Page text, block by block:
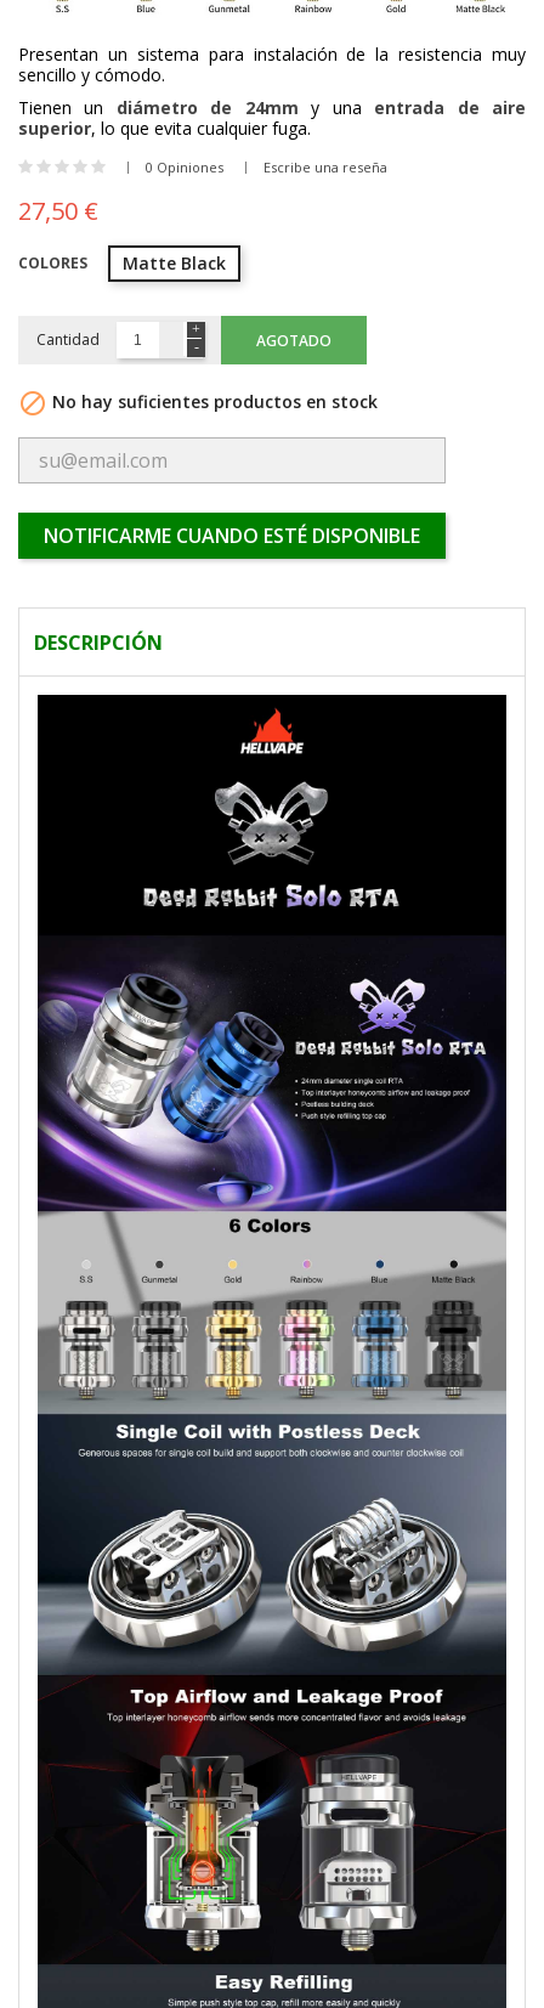
Presentan un sistema para instalación de la resistencia muy
sencillo y cómodo.
Tienen un diámetro de 24mm y una entrada de aire
superior, lo que evita cualquier fuga.
0 Opiniones Escribe una reseña
27,50 €
COLORES Matte Black
Cantidad AGOTADO
 No hay suficientes productos en stock
NOTIFICARME CUANDO ESTÉ DISPONIBLE
DESCRIPCIÓN